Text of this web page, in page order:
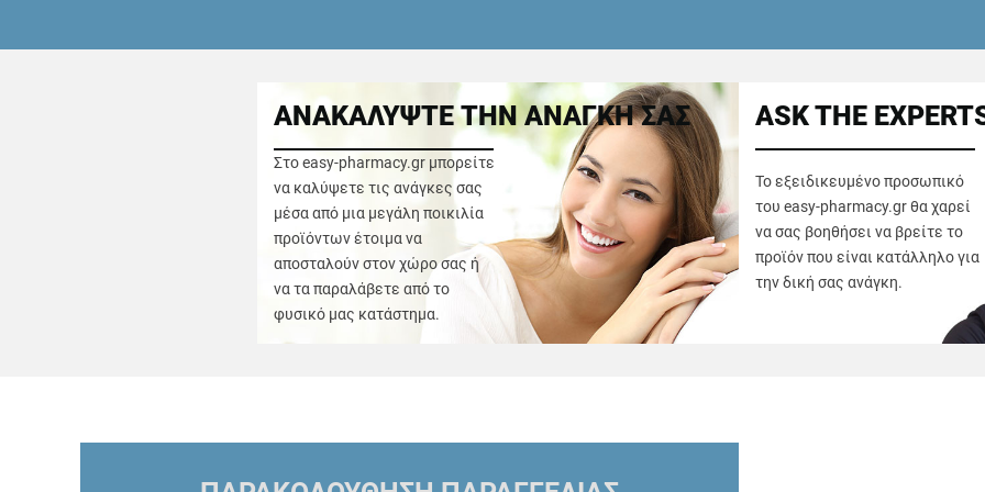
ΑΝΑΚΑΛΥΨΤΕ ΤΗΝ ΑΝΑΓΚΗ ΣΑΣ
Στο easy-pharmacy.gr μπορείτε
να καλύψετε τις ανάγκες σας
μέσα από μια μεγάλη ποικιλία
προϊόντων έτοιμα να
αποσταλούν στον χώρο σας ή
να τα παραλάβετε από το
φυσικό μας κατάστημα.
ASK THE
Το εξειδικευμένο προσωπικό
του easy-pharmacy.gr θα χαρεί
να σας βοηθήσει να βρείτε το
προϊόν που είναι κατάλληλο για
την δική σας ανάγκη.